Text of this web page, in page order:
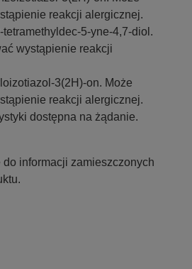
reakcji alergicznej.
5-yne-4,7-diol.
wystąpienie reakcji
3(2H)-on. Może
reakcji alergicznej.
dostępna na żądanie.
informacji zamieszczonych